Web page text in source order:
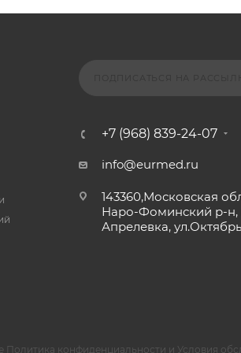
+7 (968) 839-24-07
info@eurmed.ru
143360,Московская
Наро-Фоминский р-н,
Апрелевка,
Политика конфиденциальности и Условия